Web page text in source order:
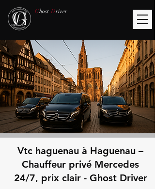
Ghost Driver
Vtc haguenau à Haguenau –
Chauffeur privé Mercedes
24/7, prix clair - Ghost Driver